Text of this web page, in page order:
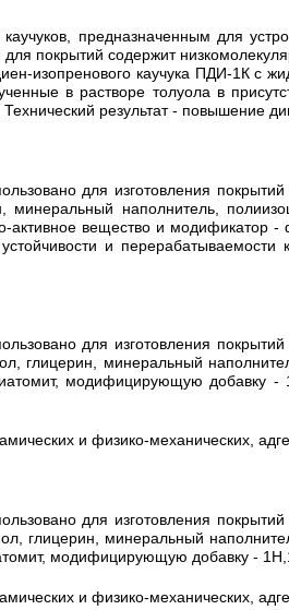
предназначенным для
покрытий содержит
изопренового каучука ПДИ-1К с
в растворе толуола в
результат - повышение
для изготовления
наполнитель,
активное вещество и
и
для изготовления
глицерин, минеральный
модифицирующую добавку -
и физико-механических,
для изготовления
глицерин, минеральный
модифицирующую добавку -
и физико-механических,